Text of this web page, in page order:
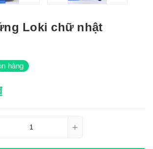
Loki chữ nhật
hàng
+